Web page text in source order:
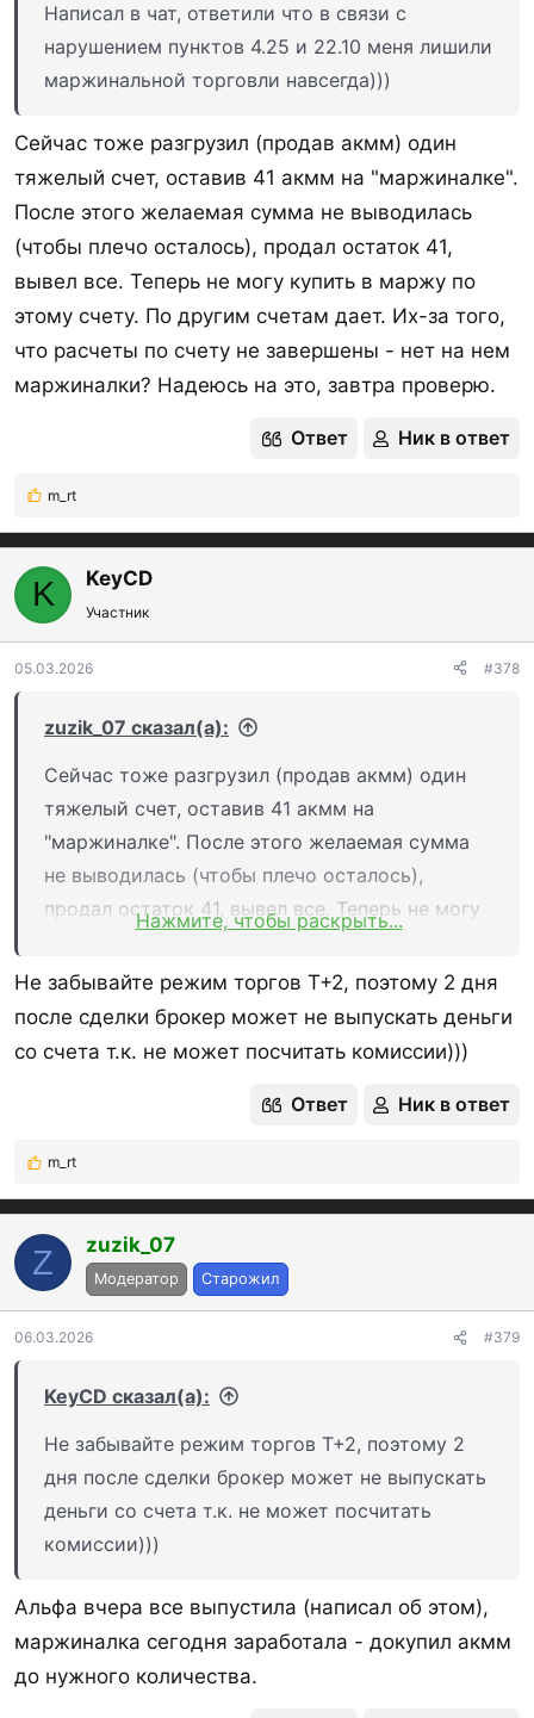
Написал в чат, ответили что в связи с
нарушением пунктов 4.25 и 22.10 меня лишили
маржинальной торговли навсегда)))
Сейчас тоже разгрузил (продав акмм) один
тяжелый счет, оставив 41 акмм на "маржиналке".
После этого желаемая сумма не выводилась
(чтобы плечо осталось), продал остаток 41,
вывел все. Теперь не могу купить в маржу по
этому счету. По другим счетам дает. Их-за того,
что расчеты по счету не завершены - нет на нем
маржиналки? Надеюсь на это, завтра проверю.
Ответ Ник в ответ
Р
а
к
и
и
:
m_rt
K KeyCD
Участник
05.03.2026 #378
zuzik_07 сказал(а):
Сейчас тоже разгрузил (продав акмм) один
тяжелый счет, оставив 41 акмм на
"маржиналке". После этого желаемая сумма
не выводилась (чтобы плечо осталось),
продал остаток 41, вывел все. Теперь не могу
счетам дает. Их-за того, что расчеты по счету
не завершены - нет на нем маржиналки?
Надеюсь на это, завтра проверю.
Нажмите, чтобы раскрыть...
Не забывайте режим торгов Т+2, поэтому 2 дня
после сделки брокер может не выпускать деньги
со счета т.к. не может посчитать комиссии)))
Ответ Ник в ответ
Р
е
а
к
и
и
:
m_rt
Z zuzik_07
Модератор Старожил
06.03.2026 #379
KeyCD сказал(а):
Не забывайте режим торгов Т+2, поэтому 2
дня после сделки брокер может не выпускать
деньги со счета т.к. не может посчитать
комиссии)))
Альфа вчера все выпустила (написал об этом),
маржиналка сегодня заработала - докупил акмм
до нужного количества.